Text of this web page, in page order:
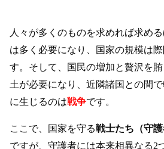
人々が多くのものを求めれば求め
は多く必要になり、国家の規模は
す。そして、国民の増加と贅沢を
土が必要になり、近隣諸国との間
に生じるのは戦争です。
ここで、国家を守る戦士たち（守護
ですが、守護者には本来相異なる2